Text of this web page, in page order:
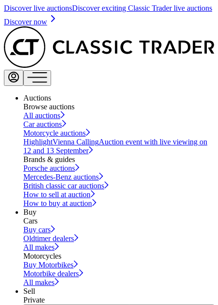
Discover live auctionsDiscover exciting Classic Trader live auctions
Discover now
Auctions
Browse auctions
All auctions
Car auctions
Motorcycle auctions
HighlightVienna CallingAuction event with live viewing on
12 and 13 September
Brands & guides
Porsche auctions
Mercedes-Benz auctions
British classic car auctions
How to sell at auction
How to buy at auction
Buy
Cars
Buy cars
Oldtimer dealers
All makes
Motorcycles
Buy Motorbikes
Motorbike dealers
All makes
Sell
Private